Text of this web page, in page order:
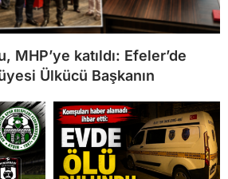
MHP’ye katıldı: Efeler’de
Ülkücü Başkanın